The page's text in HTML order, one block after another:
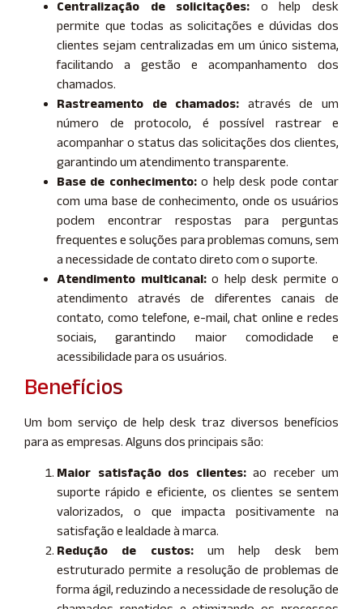
Centralização de solicitações: o help desk
permite que todas as solicitações e dúvidas dos
clientes sejam centralizadas em um único sistema,
facilitando a gestão e acompanhamento dos
chamados.
Rastreamento de chamados: através de um
número de protocolo, é possível rastrear e
acompanhar o status das solicitações dos clientes,
garantindo um atendimento transparente.
Base de conhecimento:o help desk pode contar
com uma base de conhecimento, onde os usuários
podem encontrar respostas para perguntas
frequentes e soluções para problemas comuns, sem
a necessidade de contato direto com o suporte.
Atendimento multicanal:o help desk permite o
atendimento através de diferentes canais de
contato, como telefone, e-mail, chat online e redes
sociais, garantindo maior comodidade e
acessibilidade para os usuários.
Benefícios
Um bom serviço de help desk traz diversos benefícios
para as empresas. Alguns dos principais são:
Maior satisfação dos clientes:ao receber um
suporte rápido e eficiente, os clientes se sentem
valorizados, o que impacta positivamente na
satisfação e lealdade à marca.
Redução de custos:um help desk bem
estruturado permite a resolução de problemas de
forma ágil, reduzindo a necessidade de resolução de